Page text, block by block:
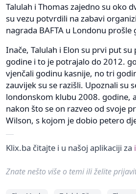
Talulah i Thomas zajedno su oko
su vezu potvrdili na zabavi
nagrada BAFTA u Londonu
Inače, Talulah i Elon su prvi put
godine i to je potrajalo do 2012.
vjenčali godinu kasnije, no tri
zauvijek su se razišli. Upoznali su
londonskom klubu 2008. godine,
nakon što se on razveo od svoje
Wilson, s kojom je dobio petero
Klix.ba čitajte i u našoj aplikaciji za
Znate nešto više o temi ili želite